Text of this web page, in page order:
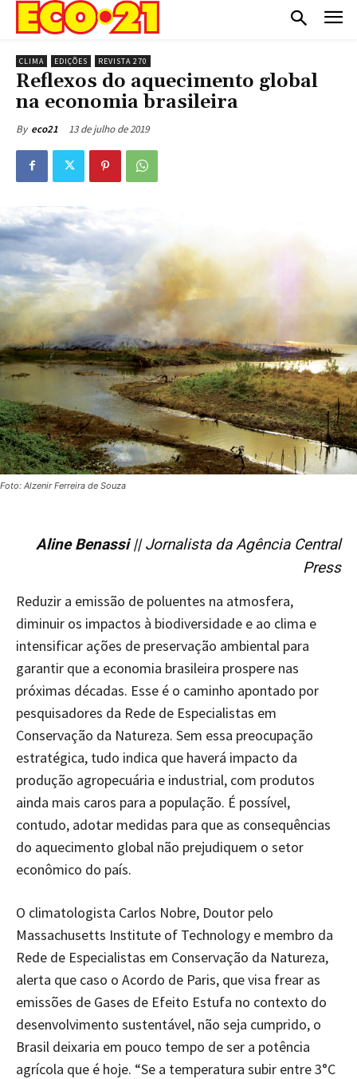
CLIMA EDIÇÕES REVISTA 270
Reflexos do aquecimento global
na economia brasileira
By eco21 13 de julho de 2019
Foto: Alzenir Ferreira de Souza
Aline Benassi|| Jornalista da Agência Central
Press
Reduzir a emissão de poluentes na atmosfera,
diminuir os impactos à biodiversidade e ao clima e
intensificar ações de preservação ambiental para
garantir que a economia brasileira prospere nas
próximas décadas. Esse é o caminho apontado por
pesquisadores da Rede de Especialistas em
Conservação da Natureza. Sem essa preocupação
estratégica, tudo indica que haverá impacto da
produção agropecuária e industrial, com produtos
ainda mais caros para a população. É possível,
contudo, adotar medidas para que as consequências
do aquecimento global não prejudiquem o setor
econômico do país.
O climatologista Carlos Nobre, Doutor pelo
Massachusetts Institute of Technology e membro da
Rede de Especialistas em Conservação da Natureza,
alerta que caso o Acordo de Paris, que visa frear as
emissões de Gases de Efeito Estufa no contexto do
desenvolvimento sustentável, não seja cumprido, o
Brasil deixaria em pouco tempo de ser a potência
agrícola que é hoje. “Se a temperatura subir entre 3°C